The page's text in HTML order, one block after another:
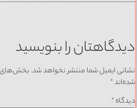
دیدگاهتان را بنویسید
نشانی ایمیل شما منتشر نخواهد شد. بخش‌های
شده‌اند*
دیدگاه *